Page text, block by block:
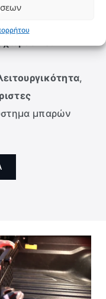
, το
pickup
,
μπαρών